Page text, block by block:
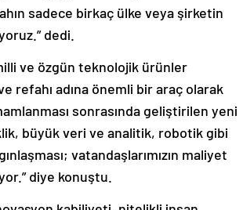
sadece birkaç ülke veya şirketin
dedi.
ve özgün teknolojik ürünler
refahı adına önemli bir araç olarak
sonrasında geliştirilen yeni
büyük veri ve analitik, robotik gibi
vatandaşlarımızın maliyet
diye konuştu.